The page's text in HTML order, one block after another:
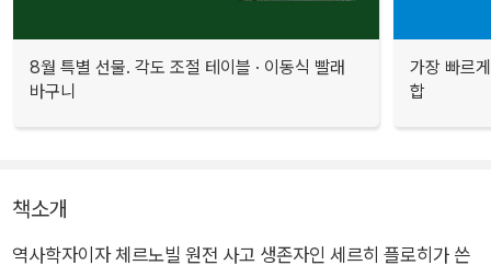
8월 특별 선물. 각도 조절 테이블 · 이동식 빨래
바구니
가장 빠르
합
책소개
역사학자이자 체르노빌 원전 사고 생존자인 세르히 플로히가 쓴